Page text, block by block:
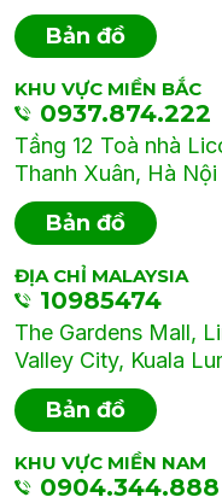
Bản đồ
KHU VỰC MIỀN BẮC
0937.874.222
Tầng 12 Toà nhà
Thanh Xuân, Hà Nội
Bản đồ
ĐỊA CHỈ MALAYSIA
10985474
The Gardens Mall,
Valley City, Kuala
Bản đồ
KHU VỰC MIỀN NAM
0904.344.888